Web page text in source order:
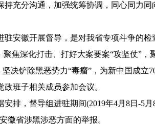
充分沟通，加强统筹协调，同心同力
徽开展督导，是对我省专项斗争的检
焦深化打击、打好大案要案“攻坚仗”，
决铲除黑恶势力“毒瘤”，为新中国成立
班子相关成员参加会议。
，督导组进驻期间(2019年4月8日-5月
徽省涉黑涉恶方面的举报。